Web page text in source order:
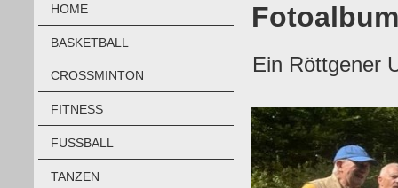
HOME
BASKETBALL
CROSSMINTON
FITNESS
FUSSBALL
TANZEN
Ein Röttgener